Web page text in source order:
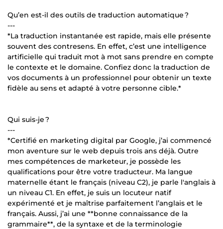
Qu’en est-il des outils de traduction automatique ?
---
*La traduction instantanée est rapide, mais elle présente
souvent des contresens. En effet, c’est une intelligence
artificielle qui traduit mot à mot sans prendre en compte
le contexte et le domaine. Confiez donc la traduction de
vos documents à un professionnel pour obtenir un texte
fidèle au sens et adapté à votre personne cible.*
Qui suis-je ?
---
*Certifié en marketing digital par Google, j’ai commencé
mon aventure sur le web depuis trois ans déjà. Outre
mes compétences de marketeur, je possède les
qualifications pour être votre traducteur. Ma langue
maternelle étant le français (niveau C2), je parle l'anglais à
un niveau C1. En effet, je suis un locuteur natif
expérimenté et je maîtrise parfaitement l’anglais et le
français. Aussi, j’ai une **bonne connaissance de la
grammaire**, de la syntaxe et de la terminologie